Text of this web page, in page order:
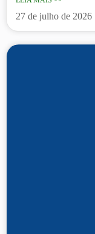
27 de julho de 2026